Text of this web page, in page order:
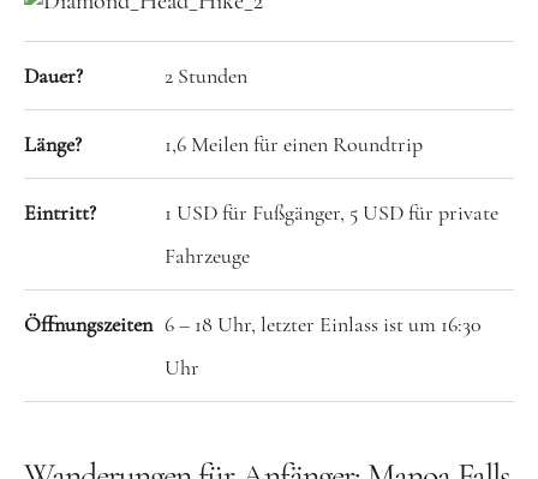
Großbritannien
Gibraltar
Nordirland
Irland
Luxemburg
Niederlande
Österreich
Dauer? 2 Stunden
Länge? 1,6 Meilen für einen Roundtrip
Eintritt?
1 USD für Fußgänger, 5 USD für private
Fahrzeuge
Öffnungszeiten 6 – 18 Uhr, letzter Einlass ist um 16:30
Uhr